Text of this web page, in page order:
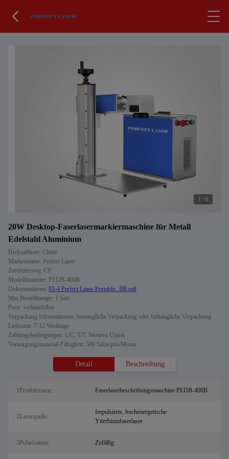
1 / 6
20W Desktop-Faserlasermarkiermaschine für Metall
Edelstahl Aluminium
Herkunftsort: China
Markenname: Perfect Laser
Zertifizierung: CE
Modellnummer: PEDB-400B
Dokumentieren: 03-4 Perfect Laser-Portable...0B.pdf
Min Bestellmenge: 1 Satz
Preis: verhandelbar
Verpackung Informationen: Seetaugliche Verpackung oder lufttaugliche Verpackung
Lieferzeit: 7-12 Werktage
Zahlungsbedingungen: L/C, T/T, Western Union
Versorgungsmaterial-Fähigkeit: 500 Sätze/pro/Monat
Detail Beschreibung
1Produktname: Faserlaserbeschriftungsmaschine PEDB-400B
2Laserquelle:
Impulsierte, hochenergetische
Ytterbiumfaserlaser
3Polarisation: Zufällig